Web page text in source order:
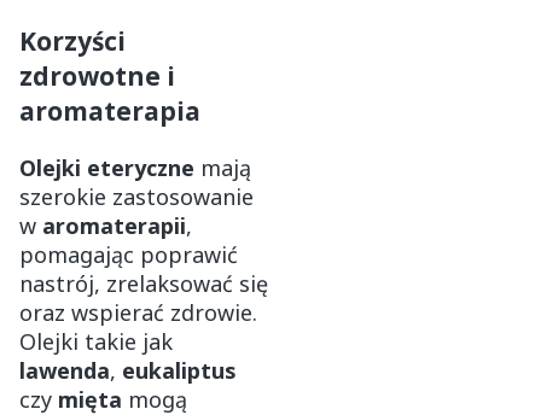
Korzyści
zdrowotne i
aromaterapia
Olejki eteryczne mają
szerokie zastosowanie
w aromaterapii,
pomagając poprawić
nastrój, zrelaksować się
oraz wspierać zdrowie.
Olejki takie jak
lawenda, eukaliptus
czy mięta mogą